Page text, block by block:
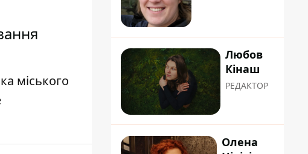
міського
Любов
Кінаш
РЕДАКТОР
Олена